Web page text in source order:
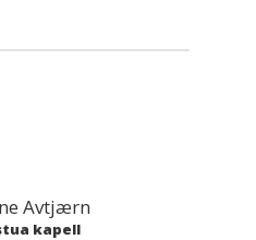
Avtjærn
kapell